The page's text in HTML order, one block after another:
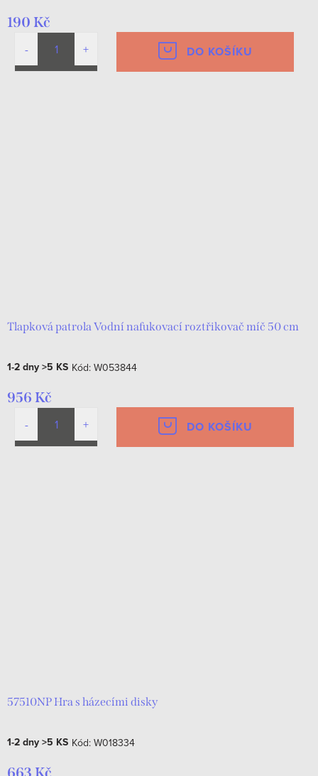
190 Kč
DO KOŠÍKU
Tlapková patrola Vodní nafukovací roztřikovač míč 50 cm
1-2 dny >5 KS Kód: W053844
956 Kč
DO KOŠÍKU
57510NP Hra s házecími disky
1-2 dny >5 KS Kód: W018334
663 Kč